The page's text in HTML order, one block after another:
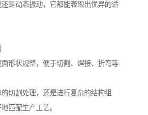
是动态振动，它都能表现出优异的适
形状规整，便于切割、焊接、折弯等
切割处理，还是进行复杂的结构组
匹配生产工艺。